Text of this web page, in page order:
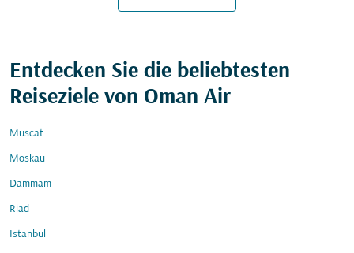
Entdecken Sie die beliebtesten
Reiseziele von Oman Air
Muscat
Moskau
Dammam
Riad
Istanbul